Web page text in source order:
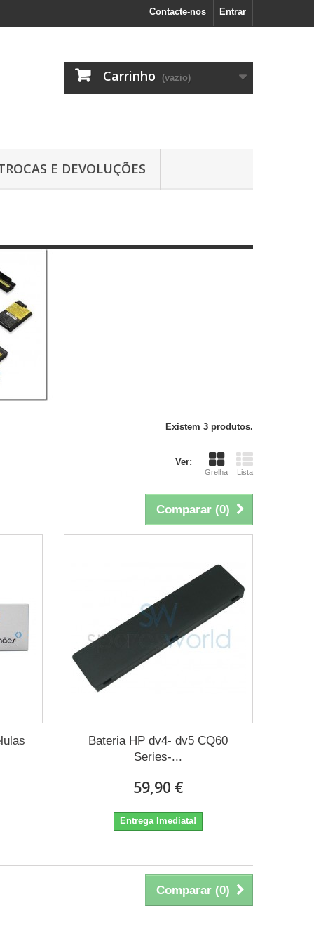
Entrar
Contacte-nos
Carrinho (vazio)
E DEVOLUÇÕES
Existem 3 produtos.
Ver:
Grelha Lista
Comparar (0)
Bateria HP dv4- dv5 CQ60
Series-...
59,90 €
Entrega Imediata!
Comparar (0)